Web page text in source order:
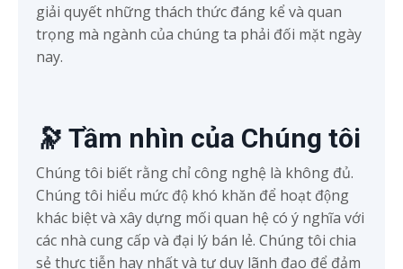
giải quyết những thách thức đáng kể và quan
trọng mà ngành của chúng ta phải đối mặt ngày
nay.
🔭 Tầm nhìn của Chúng tôi
Chúng tôi biết rằng chỉ công nghệ là không đủ.
Chúng tôi hiểu mức độ khó khăn để hoạt động
khác biệt và xây dựng mối quan hệ có ý nghĩa với
các nhà cung cấp và đại lý bán lẻ. Chúng tôi chia
sẻ thực tiễn hay nhất và tư duy lãnh đạo để đảm